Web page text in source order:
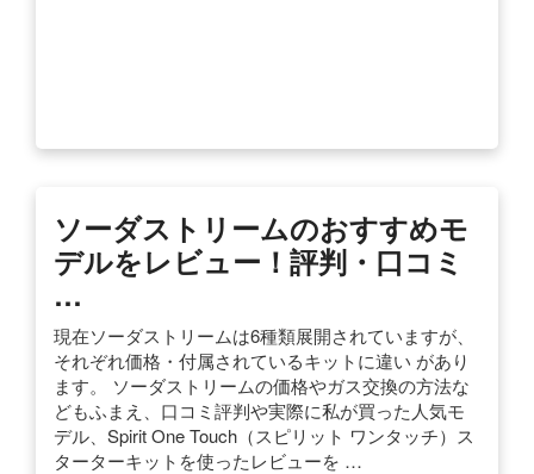
ソーダストリームのおすすめモ
デルをレビュー！評判・口コミ
…
現在ソーダストリームは6種類展開されていますが、
それぞれ価格・付属されているキットに違い があり
ます。 ソーダストリームの価格やガス交換の方法な
どもふまえ、口コミ評判や実際に私が買った人気モ
デル、Spirit One Touch（スピリット ワンタッチ）ス
ターターキットを使ったレビューを …